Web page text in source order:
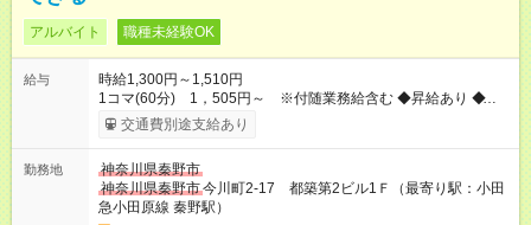
アルバイト 職種未経験OK
給与
時給1,300円～1,510円
1コマ(60分) 1，505円～ ※付随業務給含む ◆昇給あり ◆付随
業務給 …授業60分につき付随業務給10分ぶん（205円）を支給
（付随業務…授業準備、片付け、授業引継書の作成等） ◆研修
付随業務給含む ◆支払い方法：月1回 ◆交通費:全額支給（規定内
支給） 【試用期間】試用期間なし
交通費別途支給あり
勤務地
神奈川県秦野市
神奈川県秦野市今川町2-17 都築第2ビル1Ｆ（最寄り駅：小田
急小田原線 秦野駅）